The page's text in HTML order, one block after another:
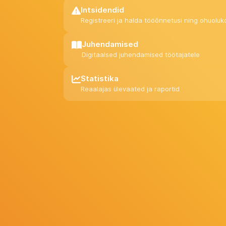
Intsidendid
Registreeri ja halda tööõnnetusi ning
Juhendamised
Digitaalsed juhendamised töötajatele
Statistika
Reaalajas ülevaated ja raportid